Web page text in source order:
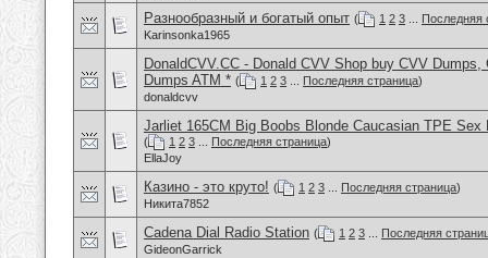
Разнообразный и богатый опыт ( 1 2 3
Последняя
Karinsonka1965
DonaldCVV.CC - Donald CVV Shop buy CVV
Dumps ATM * ( 1 2 3 Последняя страница)
donaldcvv
Jarliet 165CM Big Boobs Blonde Caucasian TPE Sex
( 1 2 3 Последняя страница)
EllaJoy
Казино - это круто! ( 1 2 3 Последняя страница)
Никита7852
Cadena Dial Radio Station ( 1 2 3
Последняя
GideonGarrick